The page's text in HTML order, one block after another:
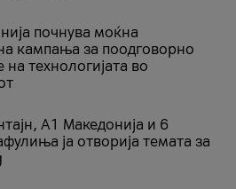
почнува моќна
кампања за поодговорно
технологијата во
A1 Македонија и 6
ја отворија темата за